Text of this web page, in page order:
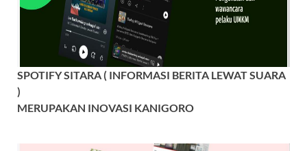
SPOTIFY SITARA ( INFORMASI BERITA LEWAT SUARA
)
MERUPAKAN INOVASI KANIGORO